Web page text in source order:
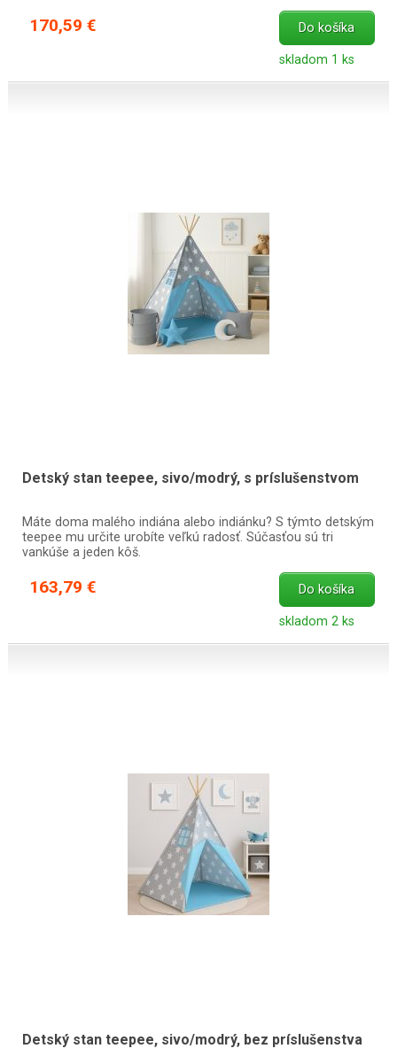
170,59 € Do košíka
skladom 1 ks
Detský stan teepee, sivo/modrý, s príslušenstvom
Máte doma malého indiána alebo indiánku? S týmto detským
teepee mu určite urobíte veľkú radosť. Súčasťou sú tri
vankúše a jeden kôš.
163,79 € Do košíka
skladom 2 ks
Detský stan teepee, sivo/modrý, bez príslušenstva